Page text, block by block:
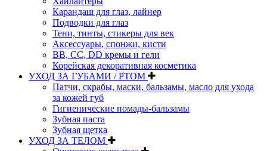
Карандаш для глаз, лайнер
Подводки для глаз
Тени, тинты, стикеры для век
Аксессуары, спонжи, кисти
BB, CC, DD кремы и гели
Корейская декоративная косметика
УХОД ЗА ГУБАМИ / РТОМ
Патчи, скрабы, маски, бальзамы, масло для ухода
за кожей губ
Гигиенические помады-бальзамы
Зубная паста
Зубная щетка
УХОД ЗА ТЕЛОМ